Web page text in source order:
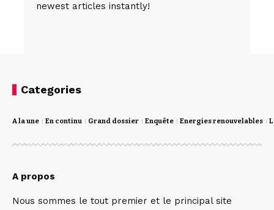
newest articles instantly!
Categories
A la une En continu Grand dossier Enquête Energies renouvelables
A propos
Nous sommes le tout premier et le principal site